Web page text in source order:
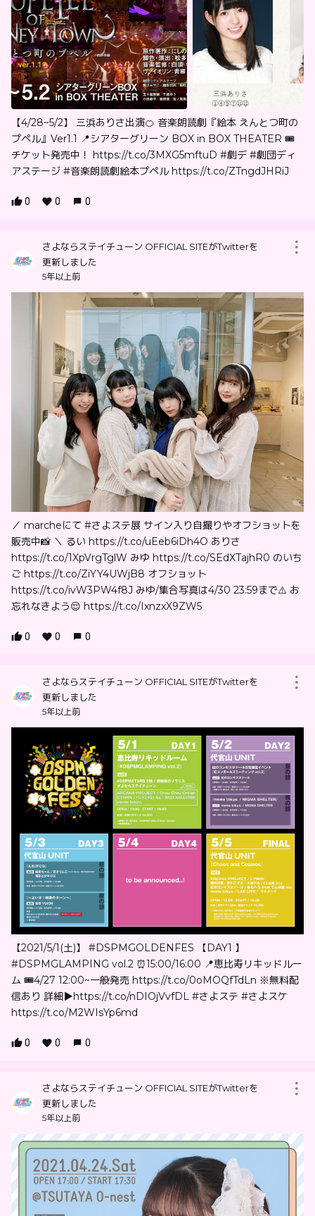
【4/28~5/2】 三浜ありさ出演🍊 音楽朗読劇『絵本 えんとつ町の
プペル』Ver1.1 📍シアターグリーン BOX in BOX THEATER 🎟
チケット発売中！ https://t.co/3MXG5mftuD #劇デ #劇団ディ
アステージ #音楽朗読劇絵本プペル https://t.co/ZTngdJHRiJ
0 0 0
さよならステイチューン OFFICIAL SITEがTwitterを
更新しました
5年以上前
／ marcheにて #さよステ展 サイン入り自撮りやオフショットを
販売中📸 ＼ るい https://t.co/uEeb6iDh4O ありさ
https://t.co/1XpVrgTglW みゆ https://t.co/SEdXTajhR0 のいち
ご https://t.co/ZiYY4UWjB8 オフショット
https://t.co/ivW3PW4f8J みゆ/集合写真は4/30 23:59まで⚠️ お
忘れなきよう😌 https://t.co/IxnzxX9ZW5
0 0 0
さよならステイチューン OFFICIAL SITEがTwitterを
更新しました
5年以上前
【2021/5/1(土)】 #DSPMGOLDENFES 【DAY1 】
#DSPMGLAMPING vol.2 ⏰15:00/16:00 📍恵比寿リキッドルー
ム 🎟4/27 12:00~一般発売 https://t.co/0oMOQfTdLn ※無料配
信あり 詳細▶︎https://t.co/nDIOjVvfDL #さよステ #さよスケ
https://t.co/M2WIsYp6md
0 0 0
さよならステイチューン OFFICIAL SITEがTwitterを
更新しました
5年以上前